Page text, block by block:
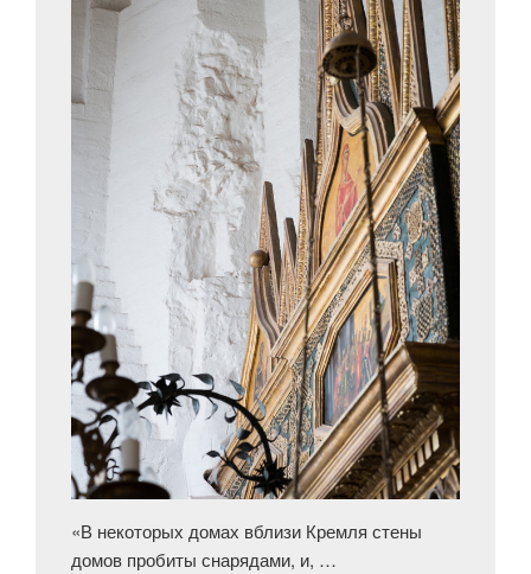
«В некоторых домах вблизи Кремля стены
домов пробиты снарядами, и, …